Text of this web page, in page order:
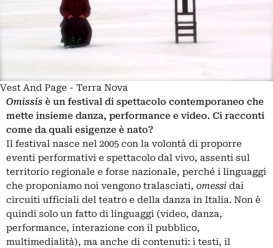
Vest And Page - Terra Nova
Omissis è un festival di spettacolo contemporaneo che
mette insieme danza, performance e video. Ci racconti
come da quali esigenze è nato?
Il festival nasce nel 2005 con la volontà di proporre
eventi performativi e spettacolo dal vivo, assenti sul
territorio regionale e forse nazionale, perché i linguaggi
che proponiamo noi vengono tralasciati, omessi dai
circuiti ufficiali del teatro e della danza in Italia. Non è
quindi solo un fatto di linguaggi (video, danza,
performance, interazione con il pubblico,
multimedialità), ma anche di contenuti: i testi, il